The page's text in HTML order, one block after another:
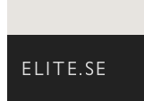
ELITE.SE